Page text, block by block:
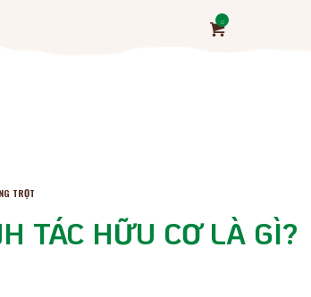
0
TRỌT
TÁC HỮU CƠ LÀ GÌ?